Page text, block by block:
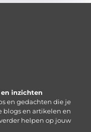
inzichten
en gedachten die je
blogs en artikelen en
helpen op jouw